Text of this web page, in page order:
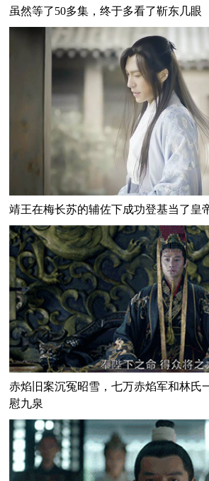
虽然等了50多集，终于多看了靳东几眼
靖王在梅长苏的辅佐下成功登基当了皇
赤焰旧案沉冤昭雪，七万赤焰军和林氏
慰九泉